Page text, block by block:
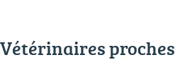
Vétérinaires proches